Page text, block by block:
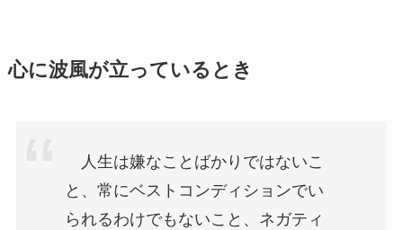
心に波風が立っているとき
人生は嫌なことばかりではないこ
と、常にベストコンディションでい
られるわけでもないこと、ネガティ